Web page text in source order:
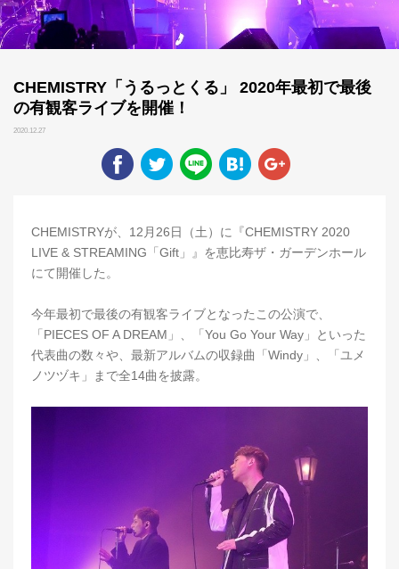
CHEMISTRY「うるっとくる」 2020年最初で最後
の有観客ライブを開催！
2020.12.27
CHEMISTRYが、12月26日（土）に『CHEMISTRY 2020
LIVE & STREAMING「Gift」』を恵比寿ザ・ガーデンホール
にて開催した。
今年最初で最後の有観客ライブとなったこの公演で、
「PIECES OF A DREAM」、「You Go Your Way」といった
代表曲の数々や、最新アルバムの収録曲「Windy」、「ユメ
ノツヅキ」まで全14曲を披露。